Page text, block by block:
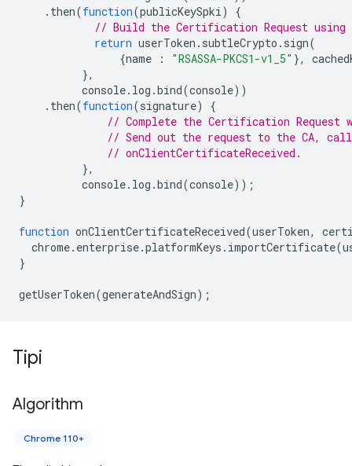
. then(function(publicKeySpki)
{
// Build the Certification Request
return userToken . subtleCrypto . sign(
{name : "RSASSA-PKCS1-v1_5" },
},
console. log .bind(console))
. then(function(signature)
{
// Complete the Certification
// Send out the request to the CA,
// onClientCertificateReceived.
},
console. log .bind(console));
}
function onClientCertificateReceived(userToken,
chrome. enterprise.platformKeys . importCertificate(
}
getUserToken(generateAndSign);
Tipi
Algorithm
Chrome 110+